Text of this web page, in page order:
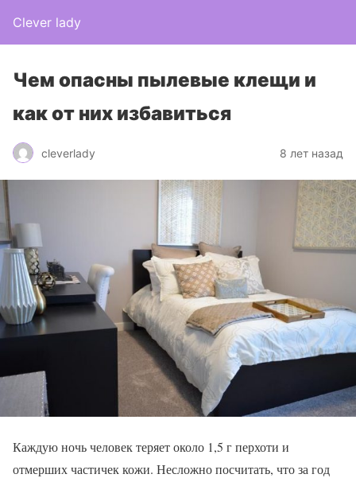
Clever lady
Чем опасны пылевые клещи и
как от них избавиться
cleverlady 8 лет назад
Каждую ночь человек теряет около 1,5 г перхоти и
отмерших частичек кожи. Несложно посчитать, что за год